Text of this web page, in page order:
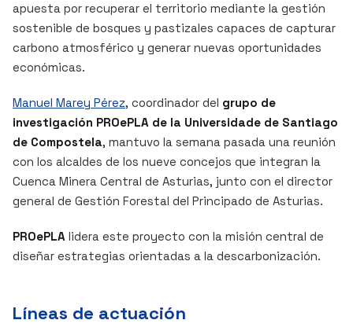
apuesta por recuperar el territorio mediante la gestión
sostenible de bosques y pastizales capaces de capturar
carbono atmosférico y generar nuevas oportunidades
económicas.
Manuel Marey Pérez, coordinador del grupo de
investigación PROePLA de la Universidade de Santiago
de Compostela, mantuvo la semana pasada una reunión
con los alcaldes de los nueve concejos que integran la
Cuenca Minera Central de Asturias, junto con el director
general de Gestión Forestal del Principado de Asturias.
PROePLA lidera este proyecto con la misión central de
diseñar estrategias orientadas a la descarbonización.
Líneas de actuación